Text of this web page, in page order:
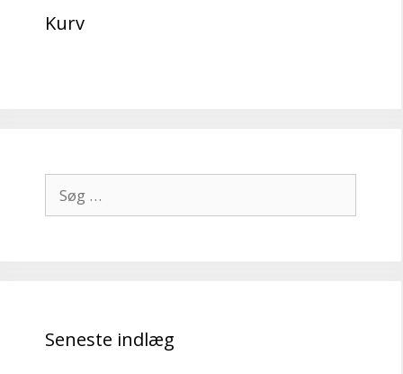
Kurv
efter:
Seneste indlæg